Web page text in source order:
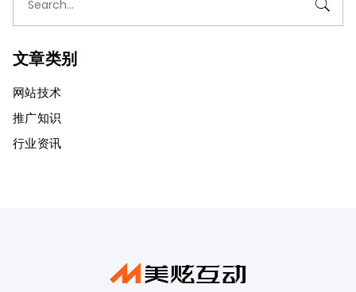
文章类别
网站技术
推广知识
行业资讯